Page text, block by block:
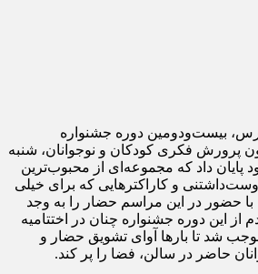
بیست‌ودومین دوره جشنواره
پرورش فکری کودکان و نوجوانان، شنبه
خود پایان داد که مجموعه‌ای از محبوب‌ترین
و کاراکترهایی که برای خیلی
با حضور در این مراسم حضار را به وجد
از این دوره جشنواره چنان در اختتامیه
شد تا بارها آوای تشویق حضار و
حاضر در سالن، فضا را پر کند.